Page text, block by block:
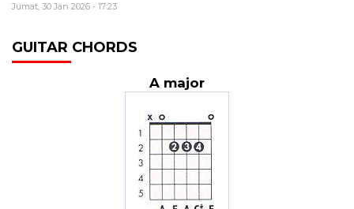
Jumat, 30 Jan 2026 - 17:23
GUITAR CHORDS
A major